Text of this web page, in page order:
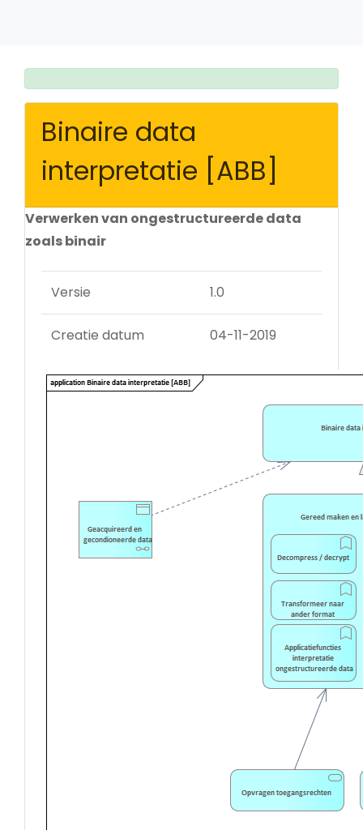
Binaire data
interpretatie [ABB]
Verwerken van ongestructureerde data
zoals binair
Versie 1.0
Creatie datum 04-11-2019